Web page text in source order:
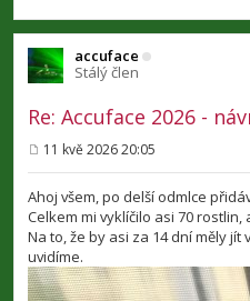
accuface
Stálý člen
Re: Accuface 2026 -
ř
í
s
p
ě
v
e
k
11 kvě 2026 20:05
Ahoj všem, po delší odmlce
Celkem mi vyklíčilo asi 70
Na to, že by asi za 14 dní měly jít
uvidíme.